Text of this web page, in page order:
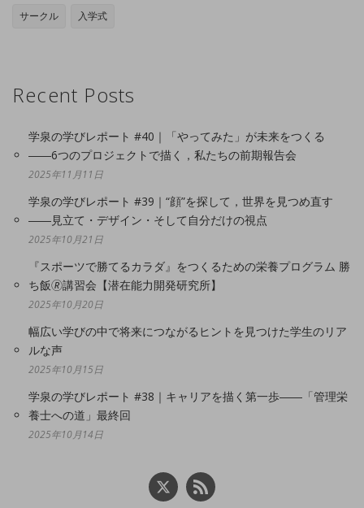
サークル 入学式
Recent Posts
学泉の学びレポート #40｜「やってみた」が未来をつくる
――6つのプロジェクトで描く，私たちの前期報告会
2025年11月11日
学泉の学びレポート #39｜“顔”を探して，世界を見つめ直す
――見立て・デザイン・そして自分だけの視点
2025年10月21日
『スポーツで勝てるカラダ』をつくるための栄養プログラム 勝
ち飯🄬講習会【潜在能力開発研究所】
2025年10月20日
幅広い学びの中で将来につながるヒントを見つけた学生のリア
ルな声
2025年10月15日
学泉の学びレポート #38｜キャリアを描く第一歩――「管理栄
養士への道」最終回
2025年10月14日